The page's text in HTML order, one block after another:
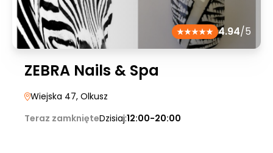
4.94/5
ZEBRA Nails & Spa
Wiejska 47, Olkusz
Teraz zamknięteDzisiaj:12:00-20:00